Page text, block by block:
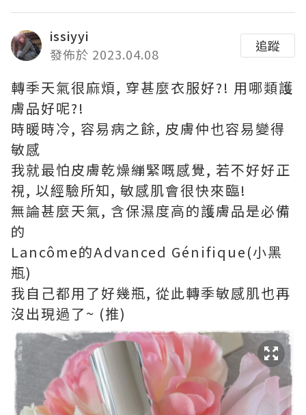
issiyyi
發佈於 2023.04.08
追蹤
轉季天氣很麻煩, 穿甚麼衣服好?! 用哪類護
膚品好呢?!
時暖時冷, 容易病之餘, 皮膚仲也容易變得
敏感
我就最怕皮膚乾燥繃緊嘅感覺, 若不好好正
視, 以經驗所知, 敏感肌會很快來臨!
無論甚麼天氣, 含保濕度高的護膚品是必備
的
Lancôme的Advanced Génifique(小黑
瓶)
我自己都用了好幾瓶, 從此轉季敏感肌也再
沒出現過了~ (推)